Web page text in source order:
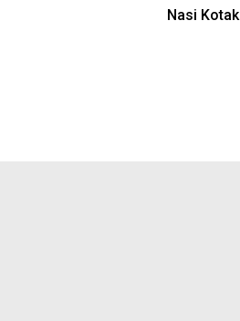
Nasi Kotak